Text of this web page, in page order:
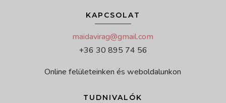
KAPCSOLAT
maidavirag@gmail.com
+36 30 895 74 56
Online felületeinken és weboldalunkon
TUDNIVALÓK